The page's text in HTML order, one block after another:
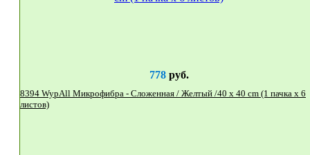
778руб.
8394 WypAll Микрофибра - Сложенная / Желтый /40 x 40 cm (1 пачка x 6
листов)